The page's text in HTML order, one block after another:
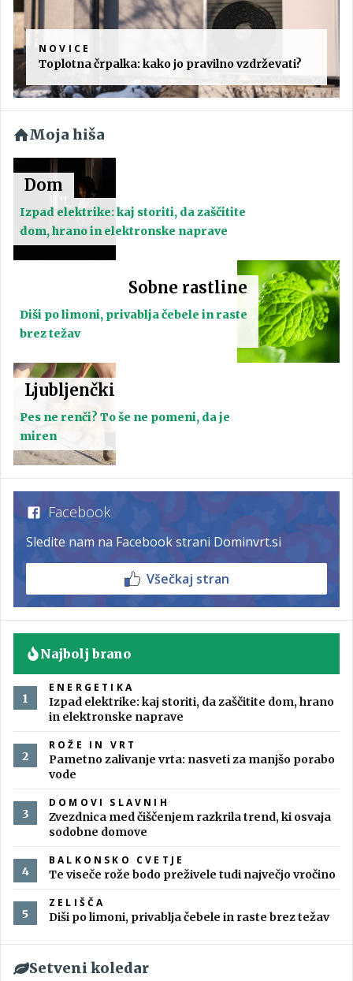
NOVICE
Toplotna črpalka: kako jo pravilno vzdrževati?
Moja hiša
Dom
Izpad elektrike: kaj storiti, da zaščitite
dom, hrano in elektronske naprave
Sobne rastline
Diši po limoni, privablja čebele in raste
brez težav
Ljubljenčki
Pes ne renči? To še ne pomeni, da je
miren
Facebook
Sledite nam na Facebook strani Dominvrt.si
Všečkaj stran
Najbolj brano
ENERGETIKA
Izpad elektrike: kaj storiti, da zaščitite dom, hrano
in elektronske naprave
ROŽE IN VRT
Pametno zalivanje vrta: nasveti za manjšo porabo
vode
DOMOVI SLAVNIH
Zvezdnica med čiščenjem razkrila trend, ki osvaja
sodobne domove
BALKONSKO CVETJE
Te viseče rože bodo preživele tudi največjo vročino
ZELIŠČA
Diši po limoni, privablja čebele in raste brez težav
Setveni koledar